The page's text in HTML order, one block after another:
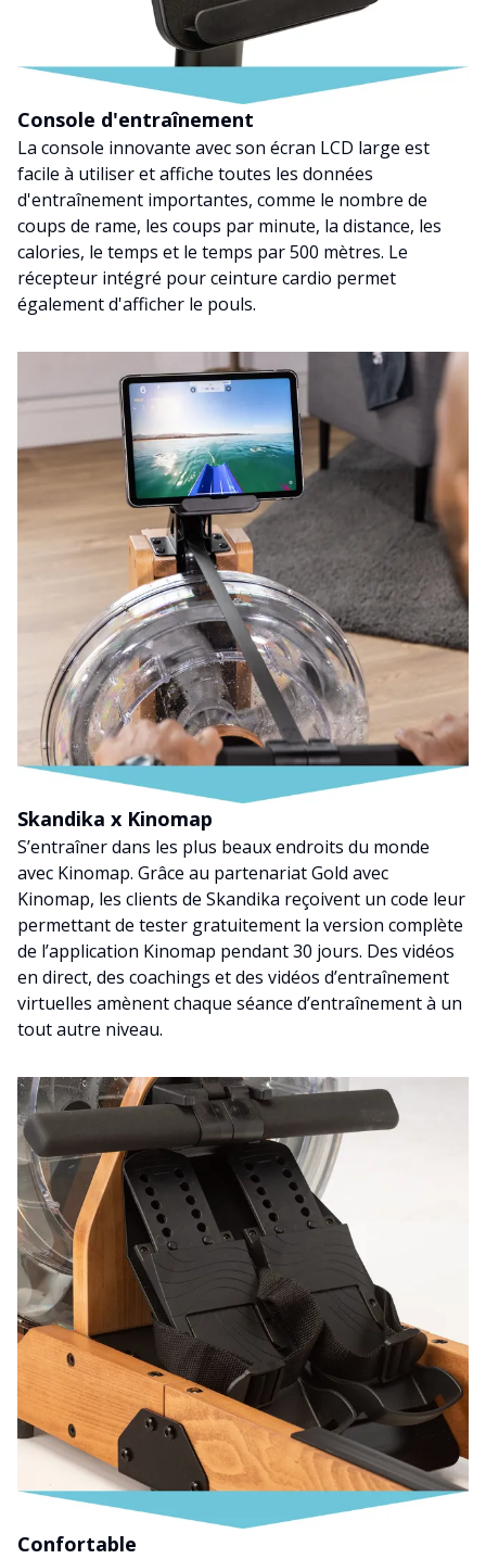
Console d'entraînement
La console innovante avec son écran LCD large est
facile à utiliser et affiche toutes les données
d'entraînement importantes, comme le nombre de
coups de rame, les coups par minute, la distance, les
calories, le temps et le temps par 500 mètres. Le
récepteur intégré pour ceinture cardio permet
également d'afficher le pouls.
Skandika x Kinomap
S’entraîner dans les plus beaux endroits du monde
avec Kinomap. Grâce au partenariat Gold avec
Kinomap, les clients de Skandika reçoivent un code leur
permettant de tester gratuitement la version complète
de l’application Kinomap pendant 30 jours. Des vidéos
en direct, des coachings et des vidéos d’entraînement
virtuelles amènent chaque séance d’entraînement à un
tout autre niveau.
Confortable